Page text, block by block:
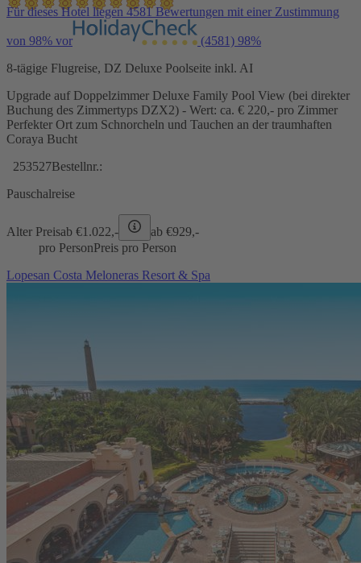
Für dieses Hotel liegen 4581 Bewertungen mit einer Zustimmung
von 98% vor (4581) 98%
8-tägige Flugreise, DZ Deluxe Poolseite inkl. AI
Upgrade auf Doppelzimmer Deluxe Family Pool View (bei direkter
Buchung des Zimmertyps DZX2) - Wert: ca. € 220,- pro Zimmer
Perfekter Ort zum Schnorcheln und Tauchen an der traumhaften
Coraya Bucht
253527Bestellnr.:
Pauschalreise
Alter Preisab €1.022,- ab €929,-
pro PersonPreis pro Person
Lopesan Costa Meloneras Resort & Spa